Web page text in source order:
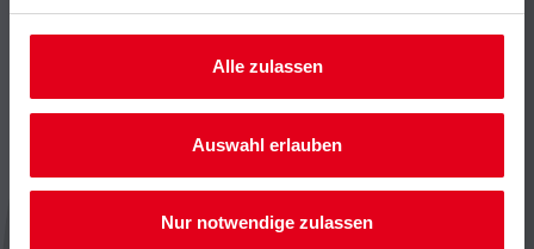
Alle zulassen
Auswahl erlauben
Nur notwendige zulassen
Sortiment
FAQ
Rechtliches